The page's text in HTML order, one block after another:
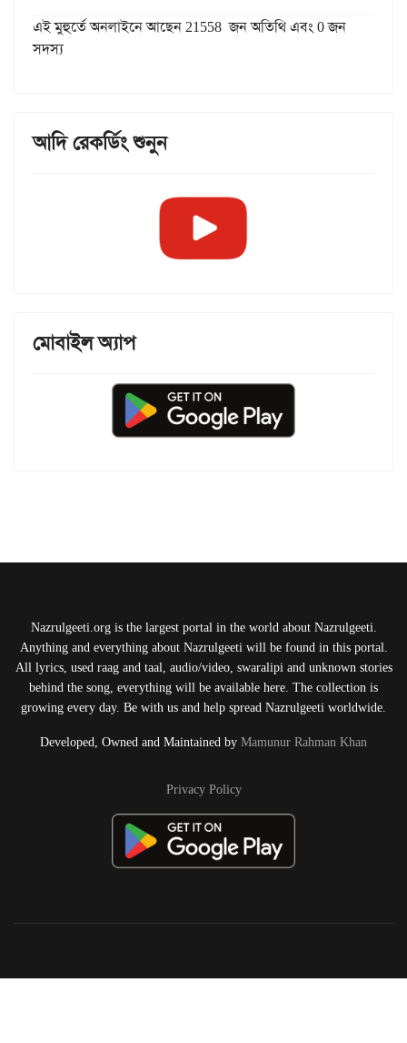
এই মুহুর্তে অনলাইনে আছেন 21558 জন অতিথি এবং 0 জন
সদস্য
আদি রেকর্ডিং শুনুন
মোবাইল অ্যাপ
Nazrulgeeti.org is the largest portal in the world about Nazrulgeeti.
Anything and everything about Nazrulgeeti will be found in this portal.
All lyrics, used raag and taal, audio/video, swaralipi and unknown stories
behind the song, everything will be available here. The collection is
growing every day. Be with us and help spread Nazrulgeeti worldwide.
Developed, Owned and Maintained by Mamunur Rahman Khan
Privacy Policy